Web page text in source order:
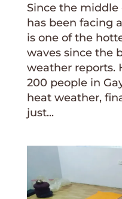
Since the middle
has been facing
is one of the
waves since the
weather reports.
200 people in
heat weather,
just...